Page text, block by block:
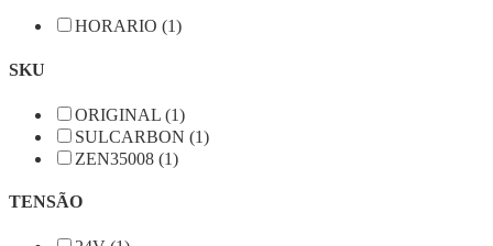
HORARIO (1)
SKU
ORIGINAL (1)
SULCARBON (1)
ZEN35008 (1)
TENSÃO